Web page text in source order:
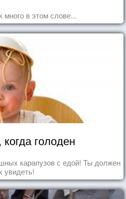
в этом слове...
голоден
карапузов с едой! Ты должен
увидеть!